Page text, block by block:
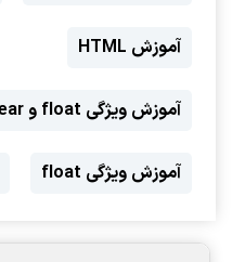
آموزش HTML
آموزش ویژگی float و clear در CSS
آموزش ویژگی float